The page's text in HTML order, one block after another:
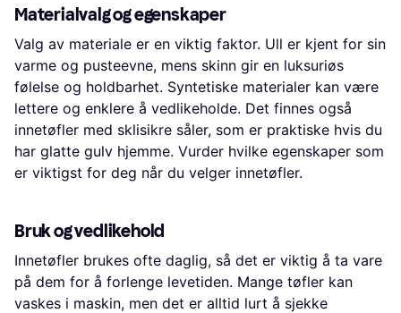
Materialvalg og egenskaper
Valg av materiale er en viktig faktor. Ull er kjent for sin
varme og pusteevne, mens skinn gir en luksuriøs
følelse og holdbarhet. Syntetiske materialer kan være
lettere og enklere å vedlikeholde. Det finnes også
innetøfler med sklisikre såler, som er praktiske hvis du
har glatte gulv hjemme. Vurder hvilke egenskaper som
er viktigst for deg når du velger innetøfler.
Bruk og vedlikehold
Innetøfler brukes ofte daglig, så det er viktig å ta vare
på dem for å forlenge levetiden. Mange tøfler kan
vaskes i maskin, men det er alltid lurt å sjekke